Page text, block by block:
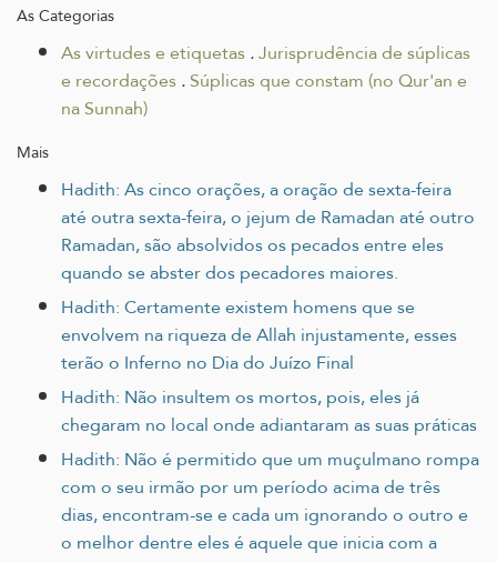
As Categorias
As virtudes e etiquetas.Jurisprudência de súplicas
e recordações.Súplicas que constam (no Qur'an e
na Sunnah)
Mais
Hadith: As cinco orações, a oração de sexta-feira
até outra sexta-feira, o jejum de Ramadan até outro
Ramadan, são absolvidos os pecados entre eles
quando se abster dos pecadores maiores.
Hadith: Certamente existem homens que se
envolvem na riqueza de Allah injustamente, esses
terão o Inferno no Dia do Juízo Final
Hadith: Não insultem os mortos, pois, eles já
chegaram no local onde adiantaram as suas práticas
Hadith: Não é permitido que um muçulmano rompa
com o seu irmão por um período acima de três
dias, encontram-se e cada um ignorando o outro e
o melhor dentre eles é aquele que inicia com a